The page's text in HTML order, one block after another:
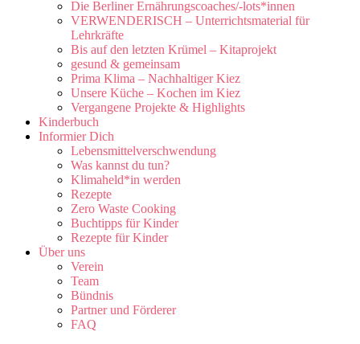
Die Berliner Ernährungscoaches/-lots*innen
VERWENDERISCH – Unterrichtsmaterial für
Lehrkräfte
Bis auf den letzten Krümel – Kitaprojekt
gesund & gemeinsam
Prima Klima – Nachhaltiger Kiez
Unsere Küche – Kochen im Kiez
Vergangene Projekte & Highlights
Kinderbuch
Informier Dich
Lebensmittelverschwendung
Was kannst du tun?
Klimaheld*in werden
Rezepte
Zero Waste Cooking
Buchtipps für Kinder
Rezepte für Kinder
Über uns
Verein
Team
Bündnis
Partner und Förderer
FAQ